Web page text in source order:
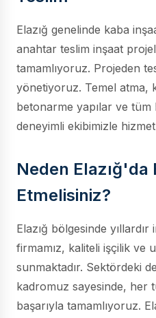
Elazığ genelinde kaba
anahtar teslim inşaat
tamamlıyoruz. Projeden
yönetiyoruz. Temel atma,
betonarme yapılar ve tüm
deneyimli ekibimizle
Neden Elazığ'da
Etmelisiniz?
Elazığ bölgesinde
firmamız, kaliteli işçilik ve
sunmaktadır. Sektördeki
kadromuz sayesinde, her
başarıyla tamamlıyoruz.